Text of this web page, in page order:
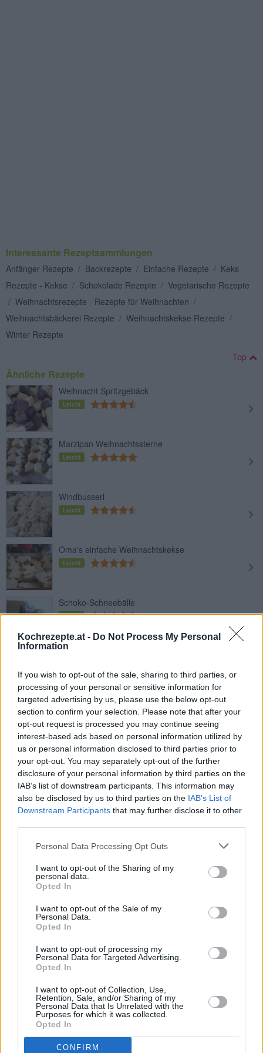
Kochrezepte.at - Do Not Process My Personal
Information
If you wish to opt-out of the sale, sharing to third parties, or
processing of your personal or sensitive information for
targeted advertising by us, please use the below opt-out
section to confirm your selection. Please note that after your
opt-out request is processed you may continue seeing
interest-based ads based on personal information utilized by
us or personal information disclosed to third parties prior to
your opt-out. You may separately opt-out of the further
disclosure of your personal information by third parties on the
IAB’s list of downstream participants. This information may
also be disclosed by us to third parties on the IAB’s List of
Downstream Participants that may further disclose it to other
Personal Data Processing Opt Outs
I want to opt-out of the Sharing of my
personal data.
Opted In
I want to opt-out of the Sale of my
Personal Data.
Opted In
I want to opt-out of processing my
Personal Data for Targeted Advertising.
Opted In
I want to opt-out of Collection, Use,
Retention, Sale, and/or Sharing of my
Personal Data that Is Unrelated with the
Purposes for which it was collected.
Opted In
CONFIRM
Interessante Rezeptsammlungen
Anfänger Rezepte / Backrezepte / Einfache Rezepte / Keks
Rezepte - Kekse / Schokolade Rezepte / Vegetarische Rezepte
/ Weihnachtsrezepte - Rezepte für Weihnachten /
Weihnachtsbäckerei Rezepte / Weihnachtskekse Rezepte /
Winter Rezepte
Top
Ähnliche Rezepte
Weihnacht Spritzgebäck
Leicht
Marzipan Weihnachtssterne
Leicht
Windbusserl
Leicht
Oma's einfache Weihnachtskekse
Leicht
Schoko-Schneebälle
Leicht
Linzer Sterne
Leicht
Hausfreunde Weihnachtsgebäck
Leicht
Anisbögen
Leicht
Macadamia Kekse
Leicht
Anismonde
Red Velvet Whoopie Pies
Leicht
Anisbögen mit Butter
Leicht